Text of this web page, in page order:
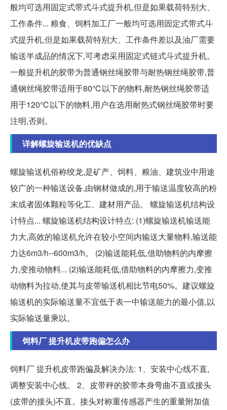
般均可选用固定式带式斗式提升机,但是如果载荷特别大、
工作条件... 粮食、饲料加工厂一般均可选用固定式带式斗
式提升机,但是如果载荷特别大、工作条件差以及油厂需要
输送半成品的情况下,可考虑采用固定式链式斗式提升机。
一般提升机的胶带为普通钢丝绳胶带与耐热钢丝绳胶带,普
通钢丝绳胶带适用于80℃以下的物料,耐热钢丝绳胶带适
用于120℃以下的物料,用户在选用耐热式钢丝绳胶带时要
注明,否则。
详解螺旋输送机的优缺点
螺旋输送机俗称绞龙,是矿产、饲料、粮油、建筑业中用途
较广的一种输送设备,由钢材做成的,用于输送温度较高的粉
末或者固体颗粒等化工、建材用产品。 螺旋输送机结构设
计特点... 螺旋输送机结构设计特点: (1)螺旋输送机输送能
力大,高效的输送机允许在较小空间内输送大量物料,输送能
力达6m3/h--600m3/h。 (2)输送能耗低,借助物料的内摩擦
力,变推动物料... (2)输送能耗低,借助物料的内摩擦力,变推
动物料为拉动,使其与皮带输送机相比节电50%。建议螺旋
输送机的实际输送量不宜低于表一中输送能力的最小值,以
实际输送量乘以。
饲料厂 提升机皮带跑偏怎么办
饲料厂 提升机皮带跑偏及解决办法: 1、安装中心线不直,
调整安装中心线。 2、皮带秤的胶带本身弯曲不直或接头
(皮带的接头)不直。接头对称重传感器产生的重量附加值